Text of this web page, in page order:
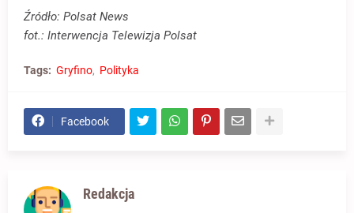
Źródło: Polsat News
fot.: Interwencja Telewizja Polsat
Tags: Gryfino Polityka
Facebook
Redakcja